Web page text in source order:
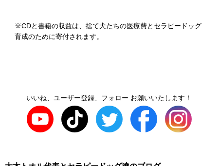
※CDと書籍の収益は、捨て犬たちの医療費とセラピードッグ
育成のために寄付されます。
いいね、ユーザー登録、フォロー お願いいたします！